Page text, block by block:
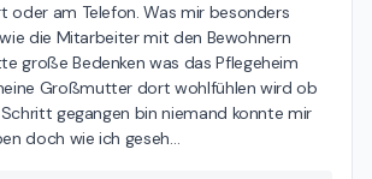
oder am Telefon. Was mir besonders
die Mitarbeiter mit den Bewohnern
große Bedenken was das Pflegeheim
Großmutter dort wohlfühlen wird ob
gegangen bin niemand konnte mir
doch wie ich geseh…